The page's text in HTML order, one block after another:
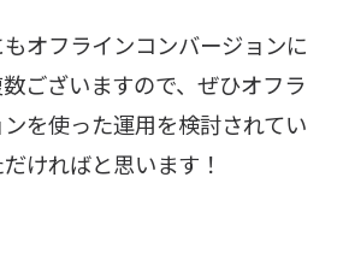
オフラインコンバージョンに
ございますので、ぜひオフラ
を使った運用を検討されてい
ければと思います！